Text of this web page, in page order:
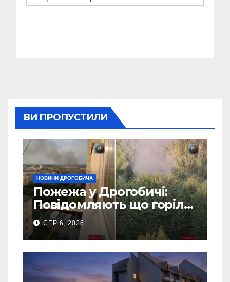
ВИ ПРОПУСТИЛИ
НОВИНИ ДРОГОБИЧА
Пожежа у Дрогобичі:
Повідомляють що горіло
5 гаражів (Відео)
СЕР 6, 2026